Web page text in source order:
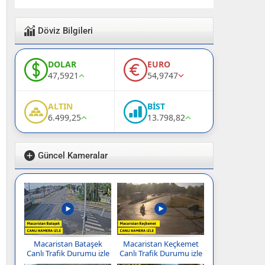
Döviz Bilgileri
DOLAR
47,5921
EURO
54,9747
ALTIN
6.499,25
BİST
13.798,82
Güncel Kameralar
Macaristan Bataşek
Canlı Trafik Durumu izle
Macaristan Keçkemet
Canlı Trafik Durumu izle